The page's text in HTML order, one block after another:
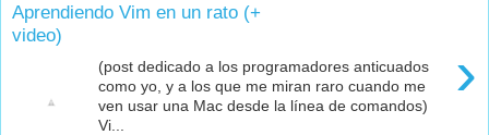
Aprendiendo Vim en un rato (+
video)
›
(post dedicado a los programadores anticuados
como yo, y a los que me miran raro cuando me
ven usar una Mac desde la línea de comandos)
Vi...